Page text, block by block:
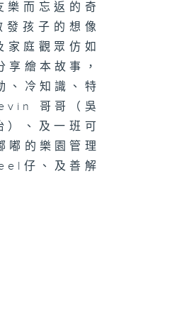
而忘返的奇
孩子的想像
庭觀眾仿如
繪本故事，
、冷知識、特
哥哥（吳
、及一班可
的樂園管理
仔、及善解